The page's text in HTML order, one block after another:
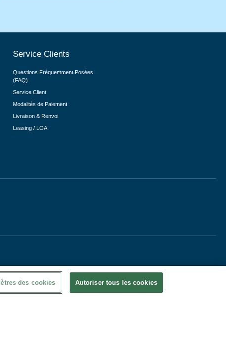
Service Clients
Questions Fréquemment Posées
(FAQ)
Service Client
Modalités de Paiement
Livraison & Renvoi
Leasing / LOA
des cookies Autoriser tous les cookies